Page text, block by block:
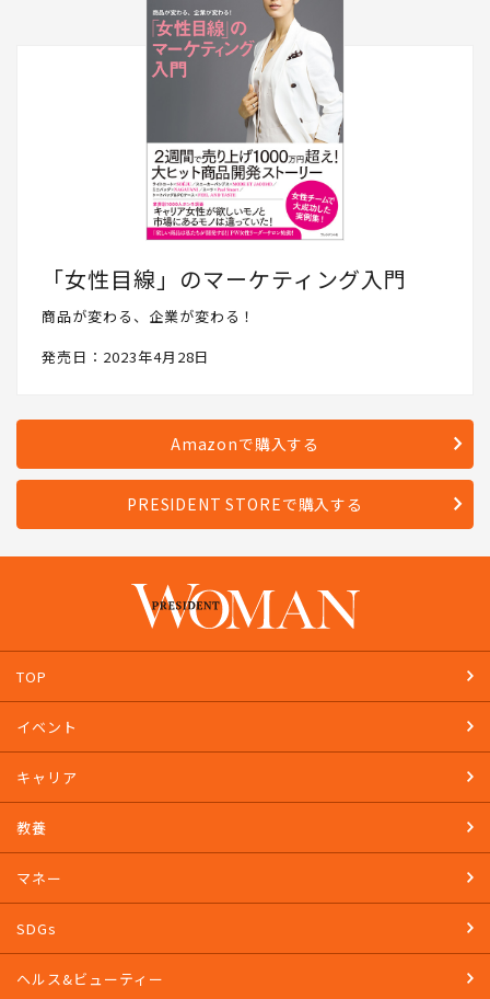
「女性目線」のマーケティング入門
商品が変わる、企業が変わる！
発売日：2023年4月28日
Amazonで購入する
PRESIDENT STOREで購入する
TOP
イベント
キャリア
教養
マネー
SDGs
ヘルス&ビューティー